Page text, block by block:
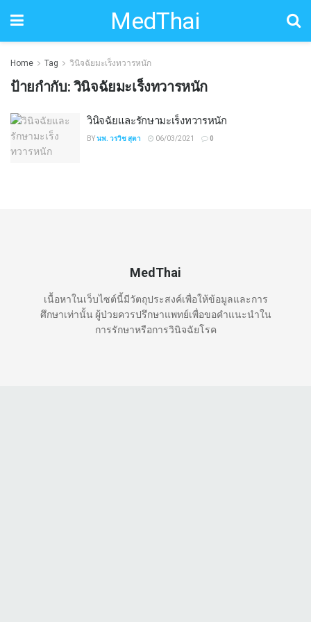
MedThai
Home Tag วินิจฉัยมะเร็งทวารหนัก
ป้ายกำกับ: วินิจฉัยมะเร็งทวารหนัก
วินิจฉัยและรักษามะเร็งทวารหนัก
BYนพ. วรวิช สุตา 06/03/2021 0
MedThai
เนื้อหาในเว็บไซต์นี้มีวัตถุประสงค์เพื่อให้ข้อมูลและการ
ศึกษาเท่านั้น ผู้ป่วยควรปรึกษาแพทย์เพื่อขอคำแนะนำใน
การรักษาหรือการวินิจฉัยโรค